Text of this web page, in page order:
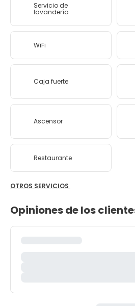
Servicio de
lavandería
WiFi
Caja fuerte
Ascensor
Restaurante
OTROS SERVICIOS
Opiniones de los